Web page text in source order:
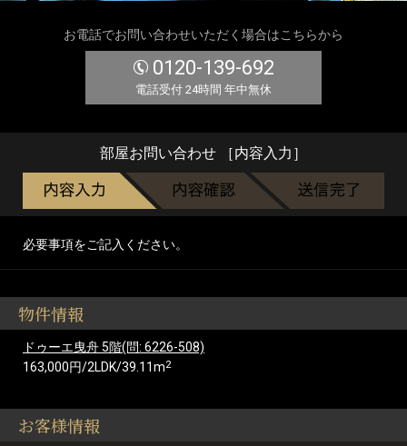
お電話でお問い合わせいただく場合はこちらから
0120-139-692
電話受付 24時間 年中無休
部屋お問い合わせ ［内容入力］
必要事項をご記入ください。
物件情報
ドゥーエ曳舟 5階(問: 6226-508)
163,000円/2LDK/39.11m2
お客様情報